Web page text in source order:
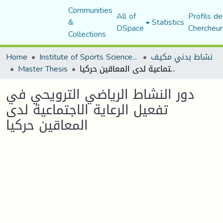
Communities
&
Collections
All of
DSpace Statistics Profils
Home
Institute of Sports Sciences and Techniques نشاط بدني مكيف
Master Thesis دور النشاط الرياضي الترويحي في تفعيل الرعاية الاجتماعية لدى المعاقين حركيا
دور النشاط الرياضي الترويحي في
تفعيل الرعاية الاجتماعية لدى
المعاقين حركيا